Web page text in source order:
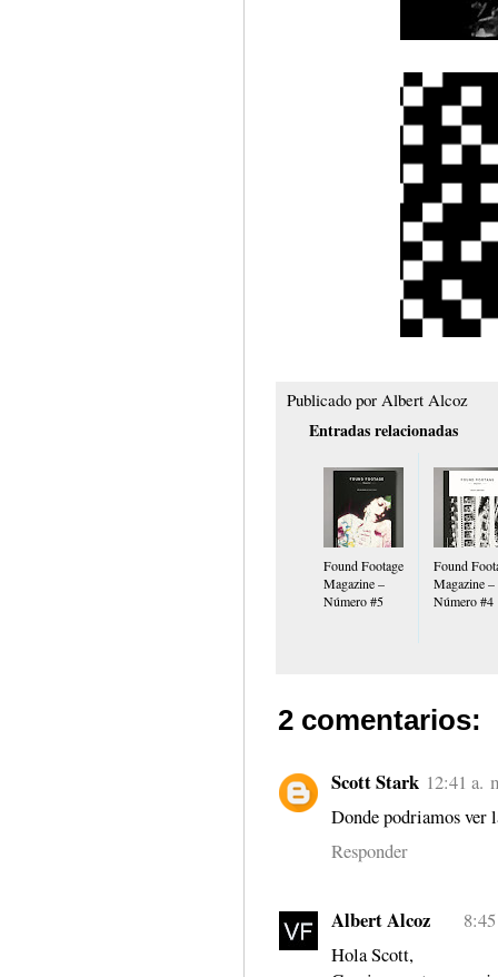
Publicado por Albert Alcoz
Entradas relacionadas
Found Footage
Magazine –
Número #5
Found
Magazine –
Número #4
2 comentarios:
Scott Stark 12:41 a.
Donde podriamos ver
Responder
Albert Alcoz
Hola Scott,